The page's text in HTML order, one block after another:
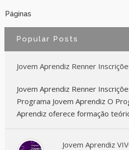
Páginas
Popular Posts
Jovem Aprendiz Renner
Jovem Aprendiz Renner
Programa Jovem Aprendiz O
Aprendiz oferece formação
Jovem Aprendiz